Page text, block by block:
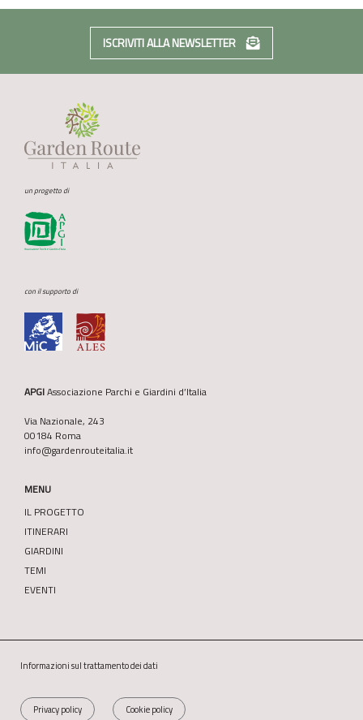
ISCRIVITI ALLA NEWSLETTER
un progetto di
con il supporto di
APGIAssociazione Parchi e Giardini d’Italia
Via Nazionale, 243
00184 Roma
info@gardenrouteitalia.it
MENU
IL PROGETTO
ITINERARI
GIARDINI
TEMI
EVENTI
Informazioni sul trattamento dei dati
Privacy policy Cookie policy